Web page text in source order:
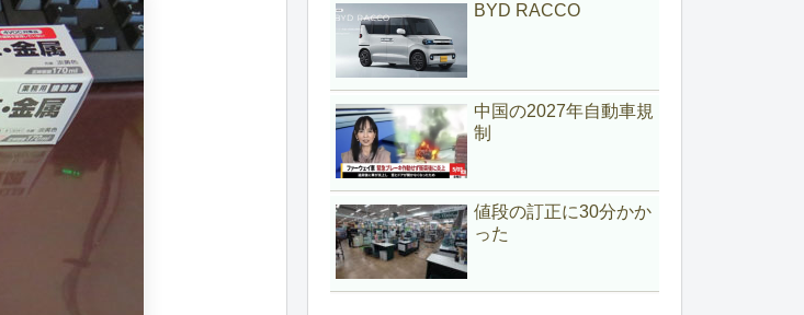
BYD RACCO
中国の2027年自動車規
制
値段の訂正に30分かか
った